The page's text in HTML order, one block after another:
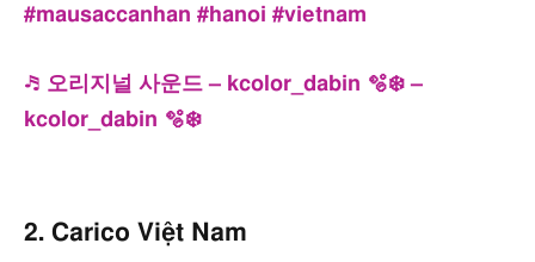
#mausaccanhan #hanoi #vietnam
♬ 오리지널 사운드 – kcolor_dabin 🫧❄️ –
kcolor_dabin 🫧❄️
2. Carico Việt Nam